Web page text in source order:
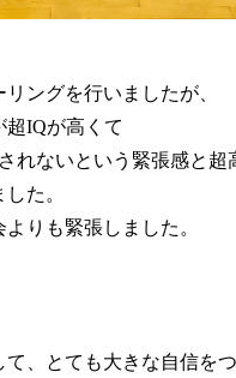
ングを行いましたが、
超IQが高くて
れないという緊張感と超
た。
りも緊張しました。
、とても大きな自信を